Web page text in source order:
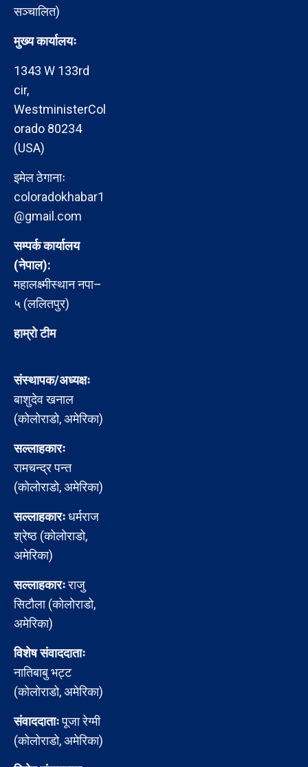
सञ्चालित)
मुख्य कार्यालयः
1343 W 133rd
cir,
WestministerCol
orado 80234
(USA)
इमेल ठेगानाः
coloradokhabar1
@gmail.com
सम्पर्क कार्यालय
(नेपाल):
महालक्ष्मीस्थान नपा–
५ (ललितपुर)
हाम्रो टीम
संस्थापक/अध्यक्षः
बाशुदेव खनाल
(कोलोराडो, अमेरिका)
सल्लाहकारः
रामचन्द्र पन्त
(कोलोराडो, अमेरिका)
सल्लाहकारःधर्मराज
श्रेष्ठ (कोलोराडो,
अमेरिका)
सल्लाहकारःराजु
सिटौला (कोलोराडो,
अमेरिका)
विशेष संवाददाताः
नातिबाबु भट्ट
(कोलोराडो, अमेरिका)
संवाददाताःपूजा रेग्मी
(कोलोराडो, अमेरिका)